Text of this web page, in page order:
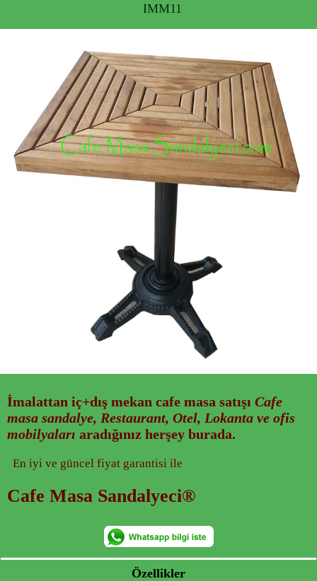
IMM11
İmalattan iç+dış mekan cafe masa satışı Cafe
masa sandalye, Restaurant, Otel, Lokanta ve ofis
mobilyaları aradığınız herşey burada.
En iyi ve güncel fiyat garantisi ile
Cafe Masa Sandalyeci®
Özellikler